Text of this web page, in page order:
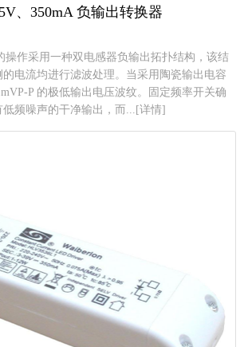
、350mA 负输出转换器
操作采用一种双电感器负输出拓扑结构，该结
电流均进行滤波处理。当采用陶瓷输出电容
P 的极低输出电压波纹。固定频率开关确
频噪声的干净输出，而...[详情]